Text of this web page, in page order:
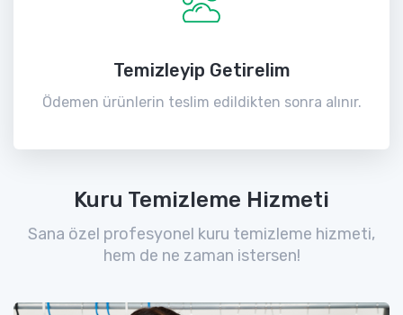
Temizleyip Getirelim
Ödemen ürünlerin teslim edildikten sonra alınır.
Kuru Temizleme Hizmeti
Sana özel profesyonel kuru temizleme hizmeti,
hem de ne zaman istersen!